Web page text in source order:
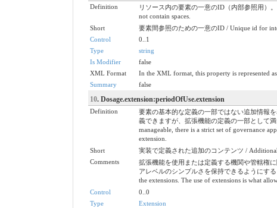
Definition
リソース内の要素の一意のID（内部参照用）
not contain spaces.
Short
要素間参照のための一意のID / Unique id for
Control
0..1
Type
string
Is Modifier
false
XML Format
In the XML format, this property is represented as
Summary
false
10. Dosage.extension:periodOfUse.extension
Definition
要素の基本的な定義の一部ではない追加情報
義できますが、拡張機能の定義の一部として満
manageable, there is a strict set of governance
extension.
Short
実装で定義された追加のコンテンツ /
Comments
拡張機能を使用または定義する機関や管轄権
アレベルのシンプルさを保持できるようにする
the extensions. The use of extensions is what
Control
0..0
Type
Extension